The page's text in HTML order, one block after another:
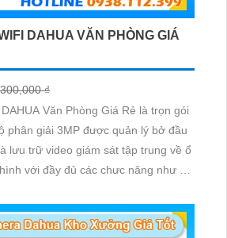
DAHUA VĂN PHÒNG GIÁ
₫
Văn Phòng Giá Rẻ là trọn gói
phân giải 3MP được quản lý bở đầu
lưu trữ video giám sát tập trung về ổ
với đầy đủ các chưc năng như AI
ban đêm